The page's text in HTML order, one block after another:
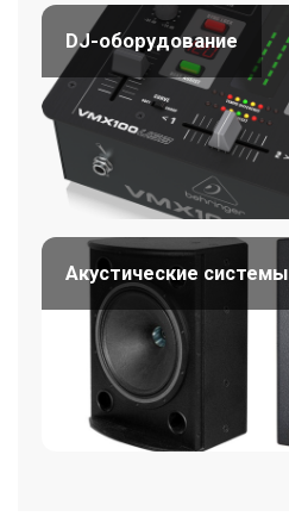
DJ-оборудование
Акустические системы